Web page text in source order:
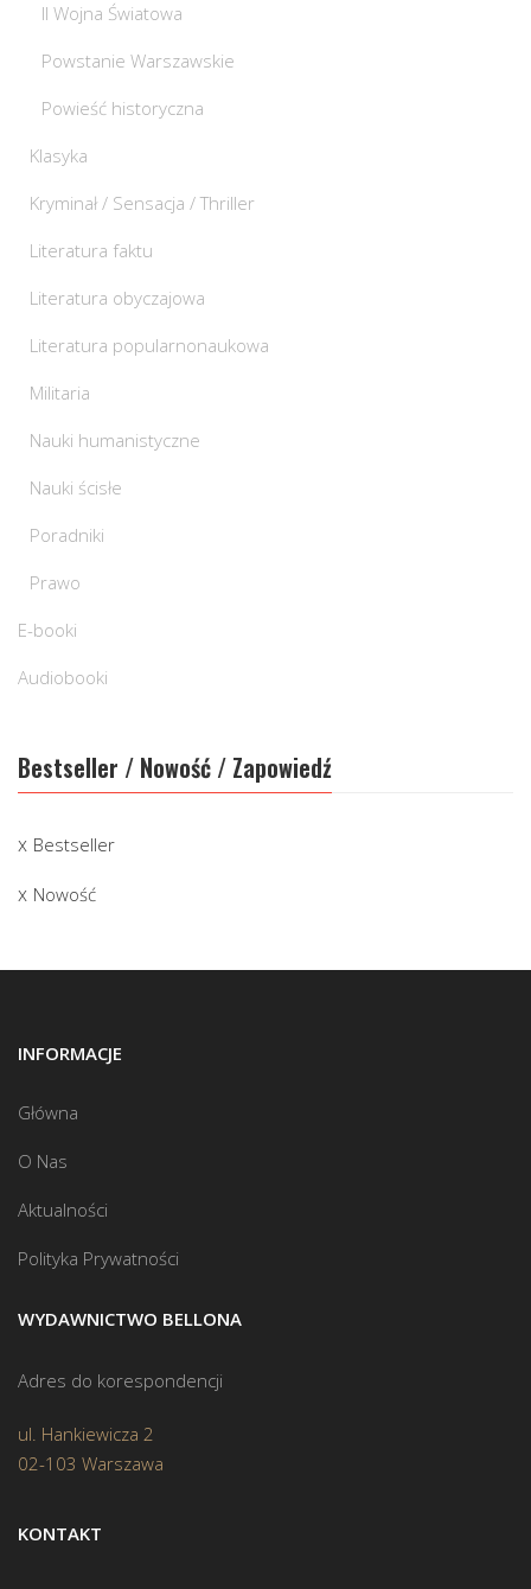
II Wojna Światowa
Powstanie Warszawskie
Powieść historyczna
Klasyka
Kryminał / Sensacja / Thriller
Literatura faktu
Literatura obyczajowa
Literatura popularnonaukowa
Militaria
Nauki humanistyczne
Nauki ścisłe
Poradniki
Prawo
E-booki
Audiobooki
Bestseller / Nowość / Zapowiedź
Bestseller
Nowość
INFORMACJE
Główna
O Nas
Aktualności
Polityka Prywatności
WYDAWNICTWO BELLONA
Adres do korespondencji
ul. Hankiewicza 2
02-103 Warszawa
KONTAKT